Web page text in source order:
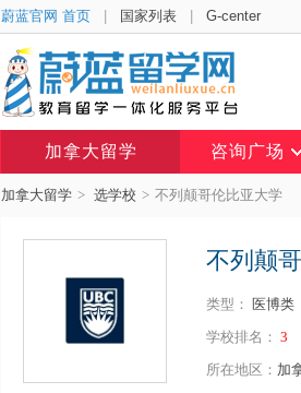
蔚蓝官网 首页 国家列表 G-center
加拿大留学 咨询广场
加拿大留学 > 选学校 > 不列颠哥伦比亚大学
不列颠
类型： 医博类
学校排名： 3
所在地区： 加